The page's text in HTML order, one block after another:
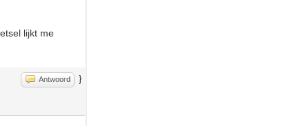
lijkt me
Antwoord }